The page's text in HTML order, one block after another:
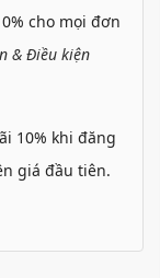
cho mọi đơn
& Điều kiện
10% khi đăng
giá đầu tiên.